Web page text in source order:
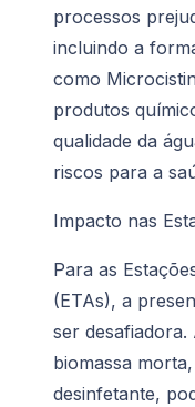
processos
incluindo a
como
produtos
qualidade da
riscos para a
Impacto nas
Para as
(ETAs), a
ser
biomassa
desinfetante,